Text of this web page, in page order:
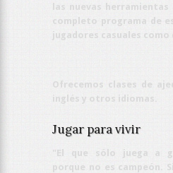
las nuevas
completo programa de
jugadores casuales como
Ofrecemos clases de
inglés y otros idiomas.
Jugar para vivir
"El que sólo juega a
porque no es campeón.